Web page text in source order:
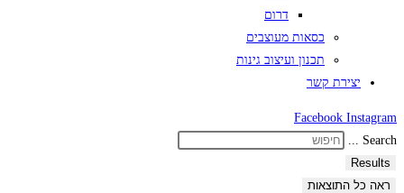
דרום
כסאות מעוצבים
תכנון ועיצוב גינות
יצירת קשר
Facebook Instagram
Search ...
Results
ראה כל התוצאות